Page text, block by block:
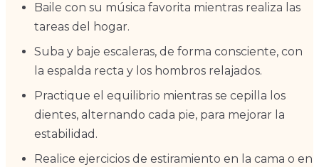
Baile con su música favorita mientras realiza las
tareas del hogar.
Suba y baje escaleras, de forma consciente, con
la espalda recta y los hombros relajados.
Practique el equilibrio mientras se cepilla los
dientes, alternando cada pie, para mejorar la
estabilidad.
Realice ejercicios de estiramiento en la cama o en